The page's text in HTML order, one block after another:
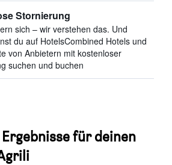
Stornierung
sich – wir verstehen das. Und
du auf HotelsCombined Hotels und
von Anbietern mit kostenloser
suchen und buchen
für deinen